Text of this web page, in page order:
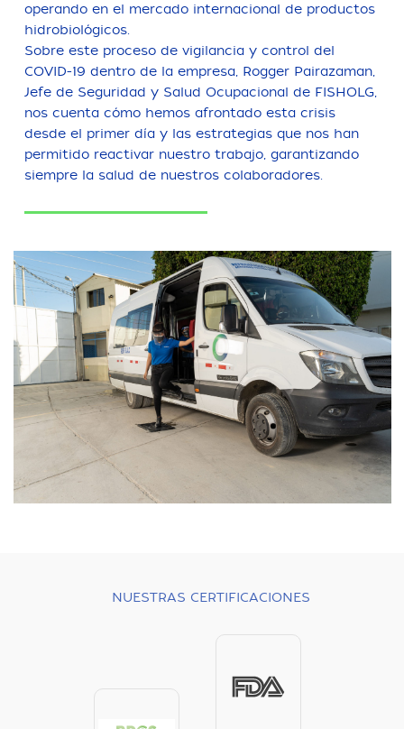
operando en el mercado internacional de productos
hidrobiológicos.
Sobre este proceso de vigilancia y control del
COVID-19 dentro de la empresa, Rogger Pairazaman,
Jefe de Seguridad y Salud Ocupacional de FISHOLG,
nos cuenta cómo hemos afrontado esta crisis
desde el primer día y las estrategias que nos han
permitido reactivar nuestro trabajo, garantizando
siempre la salud de nuestros colaboradores.
NUESTRAS CERTIFICACIONES